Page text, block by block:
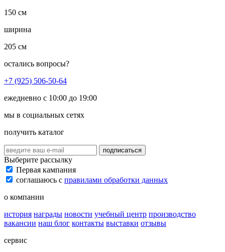
150 см
ширина
205 см
остались вопросы?
+7 (925) 506-50-64
ежедневно с 10:00 до 19:00
мы в социальных сетях
получить каталог
подписаться
Выберите рассылку
Первая кампания
соглашаюсь с правилами обработки данных
о компании
история награды новости учебный центр производство
вакансии наш блог контакты выставки отзывы
сервис